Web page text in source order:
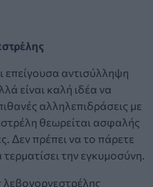
επείγουσα αντισύλληψη
είναι καλή ιδέα να
αλληλεπιδράσεις με
θεωρείται ασφαλής
Δεν πρέπει να το πάρετε
την εγκυμοσύνη.
λεβονοργεστρέλης